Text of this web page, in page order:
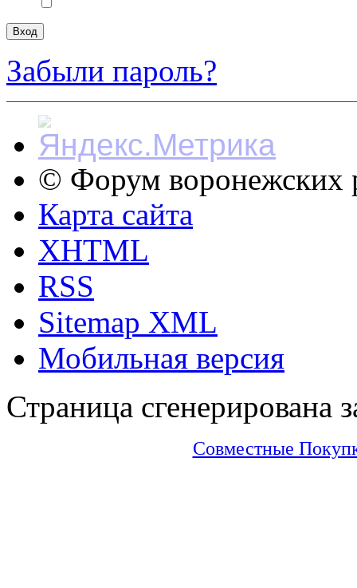
Забыли пароль?
© Форум воронежских
Карта сайта
XHTML
RSS
Sitemap XML
Мобильная версия
Страница сгенерирована
Совместные